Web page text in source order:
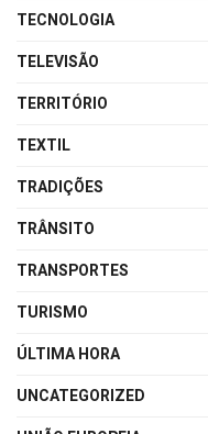
TECNOLOGIA
TELEVISÃO
TERRITÓRIO
TEXTIL
TRADIÇÕES
TRÂNSITO
TRANSPORTES
TURISMO
ÚLTIMA HORA
UNCATEGORIZED